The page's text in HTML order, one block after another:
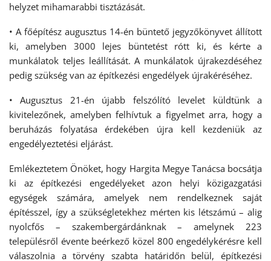
helyzet mihamarabbi tisztázását.
• A főépítész augusztus 14-én büntető jegyzőkönyvet állított
ki, amelyben 3000 lejes büntetést rótt ki, és kérte a
munkálatok teljes leállítását. A munkálatok újrakezdéséhez
pedig szükség van az építkezési engedélyek újrakéréséhez.
• Augusztus 21-én újabb felszólító levelet küldtünk a
kivitelezőnek, amelyben felhívtuk a figyelmet arra, hogy a
beruházás folyatása érdekében újra kell kezdeniük az
engedélyeztetési eljárást.
Emlékeztetem Önöket, hogy Hargita Megye Tanácsa bocsátja
ki az építkezési engedélyeket azon helyi közigazgatási
egységek számára, amelyek nem rendelkeznek saját
építésszel, így a szükségletekhez mérten kis létszámú – alig
nyolcfős – szakembergárdánknak – amelynek 223
településről évente beérkező közel 800 engedélykérésre kell
válaszolnia a törvény szabta határidőn belül, építkezési